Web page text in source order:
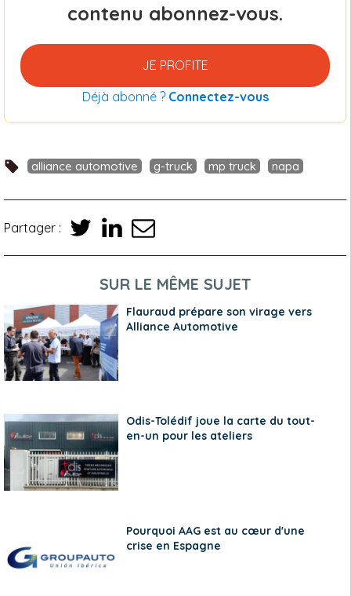
contenu abonnez-vous.
JE PROFITE
Déjà abonné ? Connectez-vous
alliance automotive g-truck mp truck napa
Partager :
SUR LE MÊME SUJET
Flauraud prépare son virage vers
Alliance Automotive
Odis-Tolédif joue la carte du tout-
en-un pour les ateliers
Pourquoi AAG est au cœur d'une
crise en Espagne